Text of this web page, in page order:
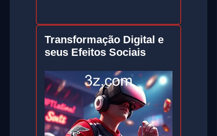
Transformação Digital e
seus Efeitos Sociais